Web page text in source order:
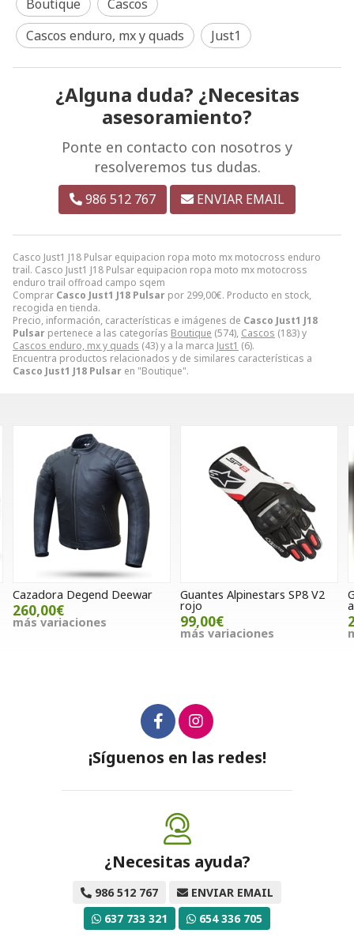
Casco Just1 J18 Pulsar equipacion ropa moto mx motocross enduro
trail. Casco Just1 J18 Pulsar equipacion ropa moto mx motocross
enduro trail offroad campo sqem
Comprar Casco Just1 J18 Pulsar por 299,00€. Producto en stock,
recogida en tienda.
Precio, información, características e imágenes de Casco Just1 J18
Pulsar pertenece a las categorías Boutique (574), Cascos (183) y
Cascos enduro, mx y quads (43) y a la marca Just1 (6).
Encuentra productos relacionados y de similares características a
Casco Just1 J18 Pulsar en "Boutique".
Boutique
Cascos
Cascos enduro, mx y quads
Just1
¿Alguna duda? ¿Necesitas
asesoramiento?
Ponte en contacto con nosotros y
resolveremos tus dudas.
986 512 767 ENVIAR EMAIL
Guantes Alpinestars SP8 V2
rojo
99,00€
Guantes Answer Airlite
amarillo
28,00€
más variaciones
¡Síguenos en las redes!
¿Necesitas ayuda?
986 512 767
ENVIAR EMAIL
637 733 321
654 336 705